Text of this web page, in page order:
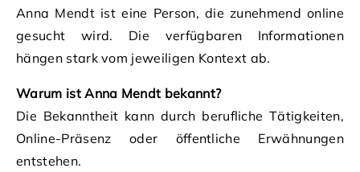
Anna Mendt ist eine Person, die zunehmend online
gesucht wird. Die verfügbaren Informationen
hängen stark vom jeweiligen Kontext ab.
Warum ist Anna Mendt bekannt?
Die Bekanntheit kann durch berufliche Tätigkeiten,
Online-Präsenz oder öffentliche Erwähnungen
entstehen.